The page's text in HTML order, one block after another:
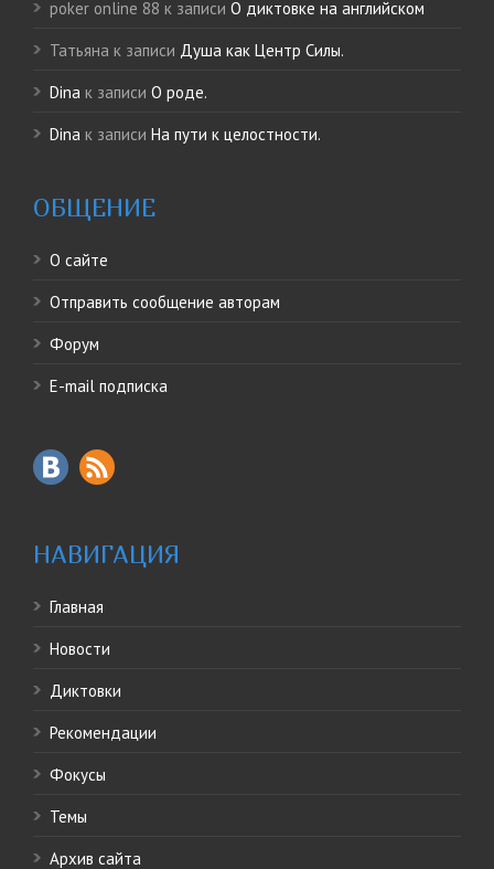
poker online 88 к записи О диктовке на английском
Татьяна к записи Душа как Центр Силы.
Dina к записи О роде.
Dina к записи На пути к целостности.
ОБЩЕНИЕ
О сайте
Отправить сообщение авторам
Форум
E-mail подписка
НАВИГАЦИЯ
Главная
Новости
Диктовки
Рекомендации
Фокусы
Темы
Архив сайта